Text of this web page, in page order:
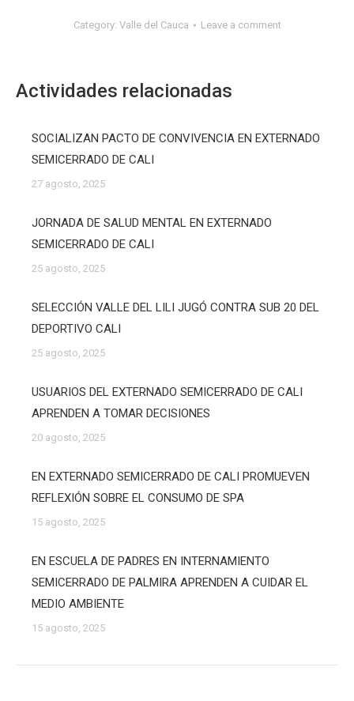
Category: Valle del Cauca Leave a comment
Actividades relacionadas
SOCIALIZAN PACTO DE CONVIVENCIA EN EXTERNADO
SEMICERRADO DE CALI
27 agosto, 2025
JORNADA DE SALUD MENTAL EN EXTERNADO
SEMICERRADO DE CALI
25 agosto, 2025
SELECCIÓN VALLE DEL LILI JUGÓ CONTRA SUB 20 DEL
DEPORTIVO CALI
25 agosto, 2025
USUARIOS DEL EXTERNADO SEMICERRADO DE CALI
APRENDEN A TOMAR DECISIONES
20 agosto, 2025
EN EXTERNADO SEMICERRADO DE CALI PROMUEVEN
REFLEXIÓN SOBRE EL CONSUMO DE SPA
15 agosto, 2025
EN ESCUELA DE PADRES EN INTERNAMIENTO
SEMICERRADO DE PALMIRA APRENDEN A CUIDAR EL
MEDIO AMBIENTE
15 agosto, 2025